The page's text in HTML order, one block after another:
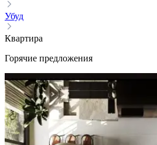
Убуд
Квартира
Горячие предложения